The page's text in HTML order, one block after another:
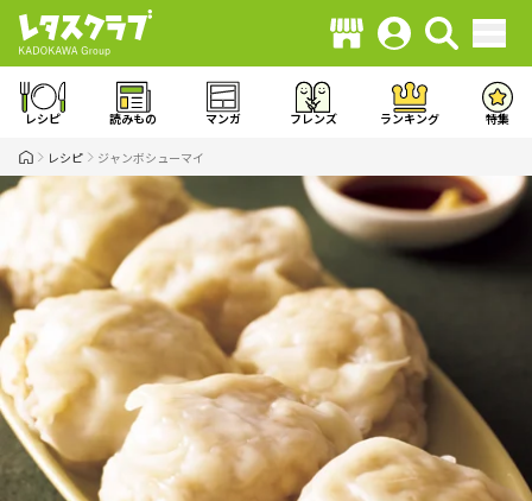
レシピ 読みもの マンガ フレンズ ランキング 特集
レシピ ジャンボシューマイ